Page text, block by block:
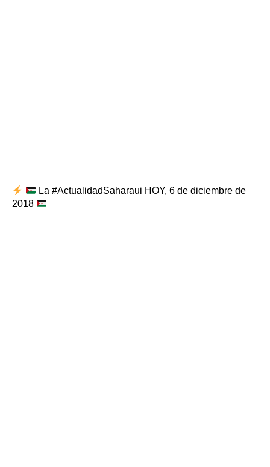
La #ActualidadSaharaui HOY, 6 de diciembre de
2018